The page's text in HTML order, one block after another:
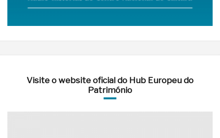
Visite o website oficial do Hub Europeu do
Património